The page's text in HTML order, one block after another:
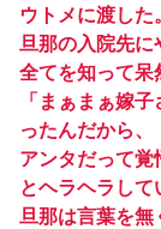
ウトメに渡した
旦那の入院先に
全てを知って呆
「まぁまぁ嫁
ったんだから、
アンタだって覚
とヘラヘラして
旦那は言葉を無